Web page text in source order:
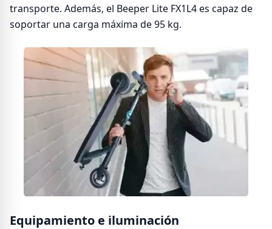
transporte. Además, el Beeper Lite FX1L4 es capaz de
soportar una carga máxima de 95 kg.
Equipamiento e iluminación